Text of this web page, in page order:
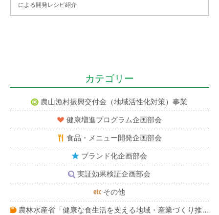
による開発レシピ紹介
カテゴリー
農山漁村振興交付金（地域活性化対策）事業
健康増進プログラム企画部会
食品・メニュー開発企画部会
ブランド化企画部会
実証効果検証企画部会
その他
農林水産省「健康な食生活を支える地域・産業づくり推進事業」による開発レシピ紹介